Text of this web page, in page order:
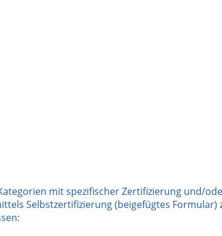
mit spezifischer Zertifizierung und/
Selbstzertifizierung (beigefügtes Formular)